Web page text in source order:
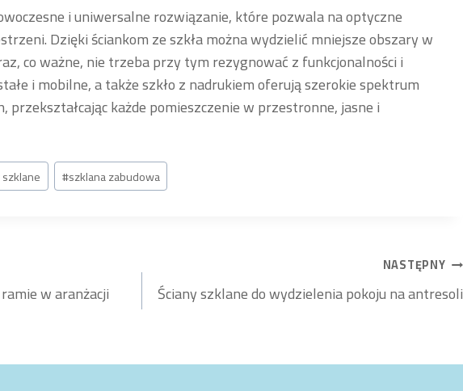
i uniwersalne rozwiązanie, które pozwala na optyczne
Dzięki ściankom ze szkła można wydzielić mniejsze obszary w
co ważne, nie trzeba przy tym rezygnować z funkcjonalności i
i mobilne, a także szkło z nadrukiem oferują szerokie spektrum
przekształcając każde pomieszczenie w przestronne, jasne i
#szklana zabudowa
w aranżacji
NASTĘPNY
Ściany szklane do wydzielenia pokoju na antresoli